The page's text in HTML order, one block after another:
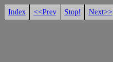
Index <<Prev Stop! Next>>